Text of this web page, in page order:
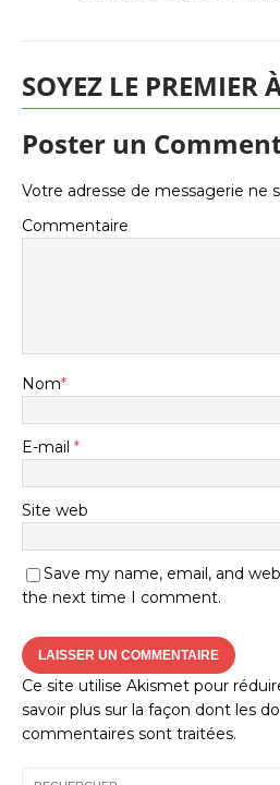
SOYEZ LE PREMIER
Poster un
Votre adresse de messagerie ne
Commentaire
Nom*
E-mail *
Site web
Save my name, email, and
the next time I comment.
Ce site utilise Akismet pour
savoir plus sur la façon dont les
commentaires sont traitées.